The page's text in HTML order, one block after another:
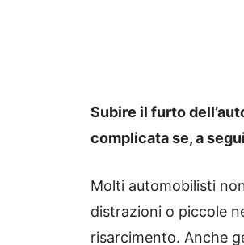
Subire il furto
complicata se, a
Molti automobilisti
distrazioni o piccole
risarcimento. Anche